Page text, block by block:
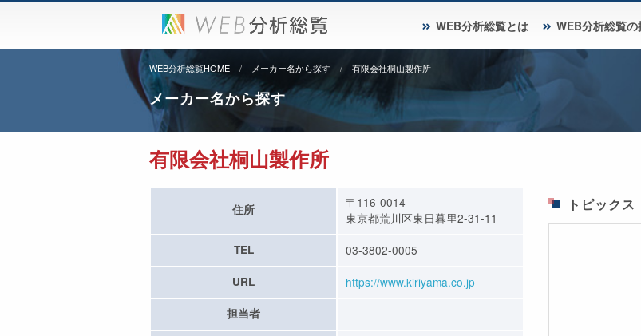
WEB分析総覧とは WEB分析総覧
WEB分析総覧HOME メーカー名から探す 有限会社桐山製作所
メーカー名から探す
有限会社桐山製作所
住所
〒116-0014
東京都荒川区東日暮里2-31-11
TEL 03-3802-0005
URL https://www.kiriyama.co.jp
担当者
トピックス